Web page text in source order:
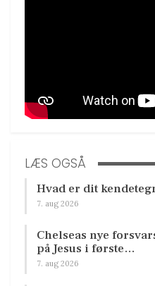
LÆS OGSÅ
Hvad er dit
7. aug 2026
Chelseas nye
på Jesus i første…
7. aug 2026